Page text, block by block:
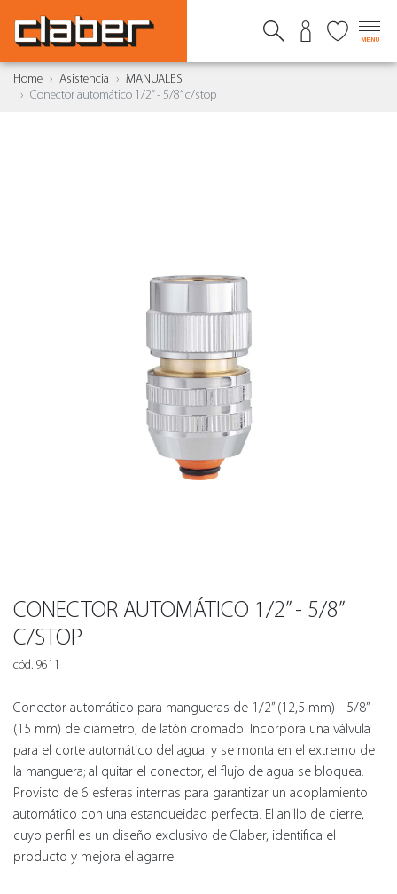
MENU
Home Asistencia
MANUALES
Conector automático 1/2” - 5/8” c/stop
CONECTOR AUTOMÁTICO 1/2” - 5/8”
C/STOP
cód. 9611
Conector automático para mangueras de 1/2” (12,5 mm) - 5/8”
(15 mm) de diámetro, de latón cromado. Incorpora una válvula
para el corte automático del agua, y se monta en el extremo de
la manguera; al quitar el conector, el flujo de agua se bloquea.
Provisto de 6 esferas internas para garantizar un acoplamiento
automático con una estanqueidad perfecta. El anillo de cierre,
cuyo perfil es un diseño exclusivo de Claber, identifica el
producto y mejora el agarre.